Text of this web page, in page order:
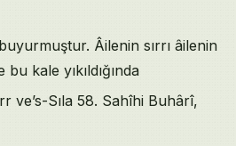
Âilenin sırrı âilenin
kale yıkıldığında
ve’s-Sıla 58. Sahîhi Buhârî,